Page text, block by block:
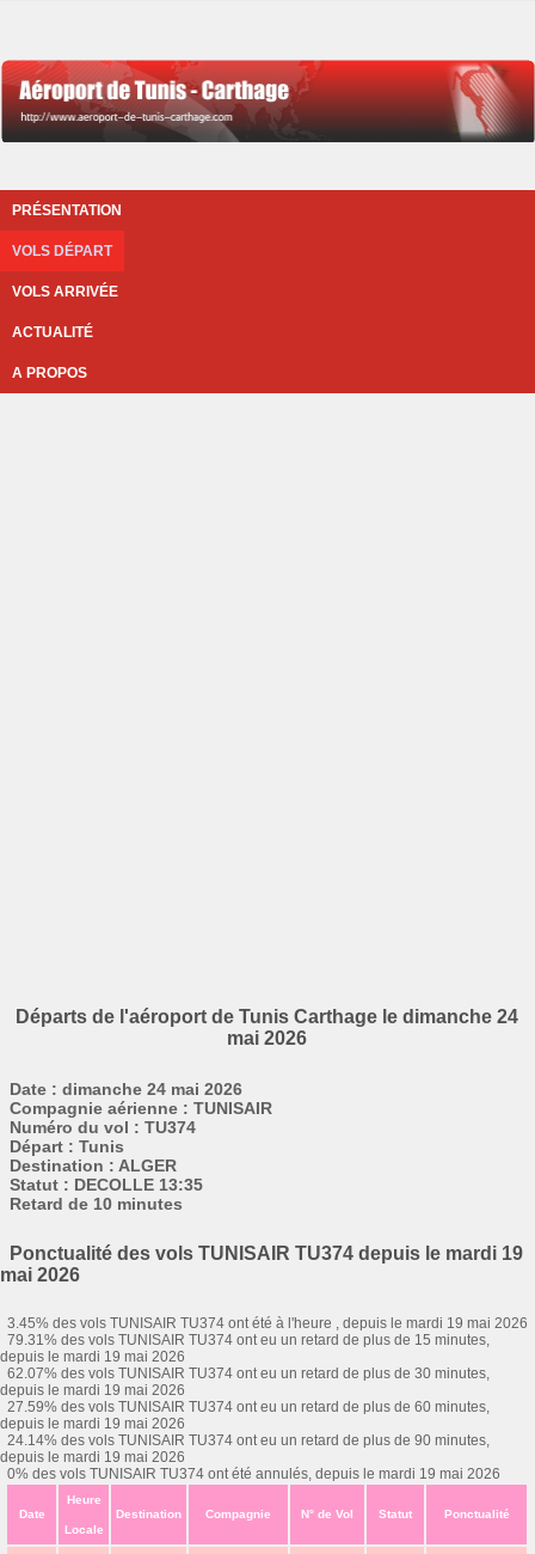
PRÉSENTATION
VOLS DÉPART
VOLS ARRIVÉE
ACTUALITÉ
A PROPOS
Départs de l'aéroport de Tunis Carthage le dimanche 24
mai 2026
Date : dimanche 24 mai 2026
Compagnie aérienne : TUNISAIR
Numéro du vol : TU374
Départ : Tunis
Destination : ALGER
Statut : DECOLLE 13:35
Retard de 10 minutes
Ponctualité des vols TUNISAIR TU374 depuis le mardi 19
mai 2026
3.45% des vols TUNISAIR TU374 ont été à l'heure , depuis le mardi 19 mai 2026
79.31% des vols TUNISAIR TU374 ont eu un retard de plus de 15 minutes,
depuis le mardi 19 mai 2026
62.07% des vols TUNISAIR TU374 ont eu un retard de plus de 30 minutes,
depuis le mardi 19 mai 2026
27.59% des vols TUNISAIR TU374 ont eu un retard de plus de 60 minutes,
depuis le mardi 19 mai 2026
24.14% des vols TUNISAIR TU374 ont eu un retard de plus de 90 minutes,
depuis le mardi 19 mai 2026
0% des vols TUNISAIR TU374 ont été annulés, depuis le mardi 19 mai 2026
Date
Heure
Locale
Destination Compagnie N° de Vol Statut Ponctualité